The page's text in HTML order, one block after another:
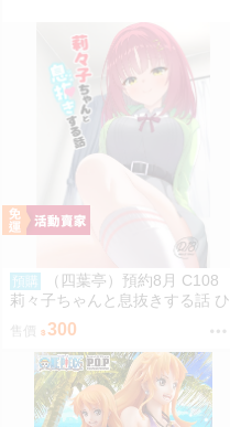
預購
（四葉亭）預約8月 C108
莉々子ちゃんと息抜きする話 ひ
ろっち300